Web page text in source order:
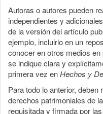
Autoras o autores pueden
independientes y
de la versión del artículo
ejemplo, incluirlo en un
conocer en otros medios
se indique clara y
primera vez enHechos y
Para todo lo anterior,
derechos patrimoniales de
requisitada y firmada por